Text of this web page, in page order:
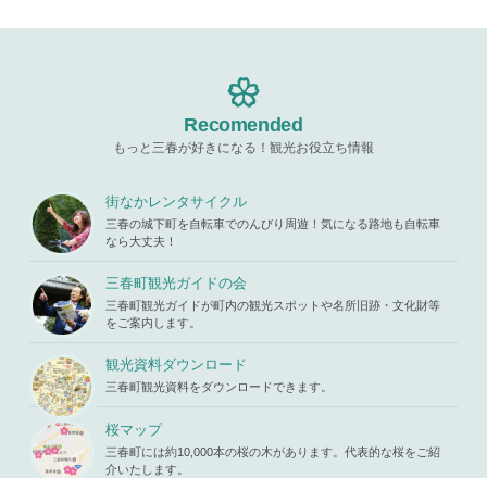
ad property
parts/picu
p.phpon li
ne19
iharukoma.
com/public
_html/wp-c
ontent/the
mes/mihar
u/template-
parts/picu
p.phpon li
ne19
ma.com/pu
ttempt to re
ad property
"ID" on null
in/home/x
s119459/m
iharukoma.
com/public
_html/wp-c
ontent/the
mes/mihar
u/template-
parts/picu
p.phpon li
ne 19
Recomended
もっと三春が好きになる！観光お役立ち情報
街なかレンタサイクル
三春の城下町を自転車でのんびり周遊！気になる路地も自転車
なら大丈夫！
三春町観光ガイドの会
三春町観光ガイドが町内の観光スポットや名所旧跡・文化財等
をご案内します。
観光資料ダウンロード
三春町観光資料をダウンロードできます。
桜マップ
三春町には約10,000本の桜の木があります。代表的な桜をご紹
介いたします。